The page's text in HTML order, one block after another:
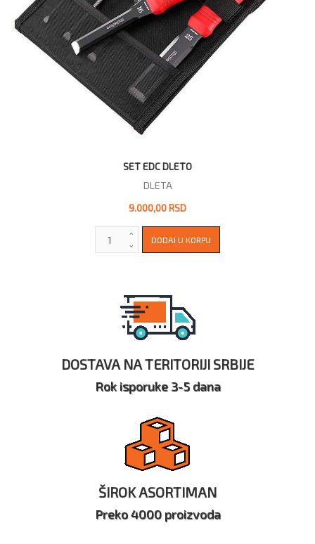
SET EDC DLETO
DLETA
9.000,00 RSD
DOSTAVA NA TERITORIJI SRBIJE
Rok isporuke 3-5 dana
ŠIROK ASORTIMAN
Preko 4000 proizvoda